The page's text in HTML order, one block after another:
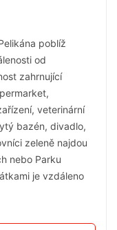
poblíž
od
zahrnující
veterinární
bazén, divadlo,
zeleně najdou
nebo Parku
je vzdáleno